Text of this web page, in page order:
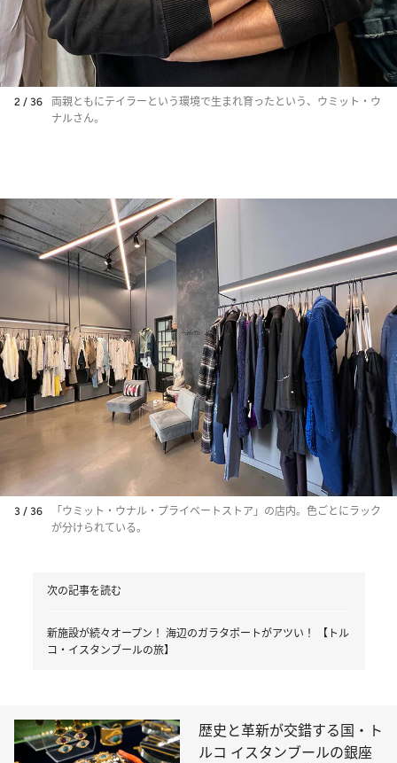
2 / 36
両親ともにテイラーという環境で生まれ育ったという、ウミット・ウ
ナルさん。
3 / 36
「ウミット・ウナル・プライベートストア」の店内。色ごとにラック
が分けられている。
次の記事を読む
新施設が続々オープン！ 海辺のガラタポートがアツい！ 【トル
コ・イスタンブールの旅】
歴史と革新が交錯する国・ト
ルコ イスタンブールの銀座